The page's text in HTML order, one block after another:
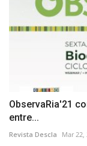
ObservaRia'21
entre...
Revista Descla Mar 22,